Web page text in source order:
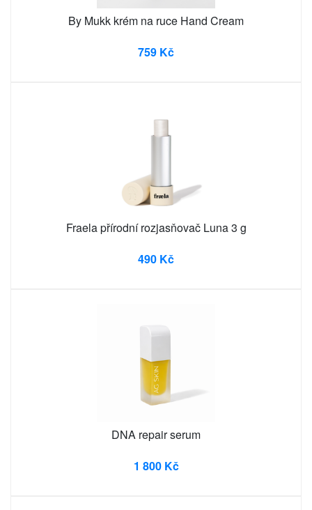
By Mukk krém na ruce Hand Cream
759 Kč
Fraela přírodní rozjasňovač Luna 3 g
490 Kč
DNA repair serum
1 800 Kč